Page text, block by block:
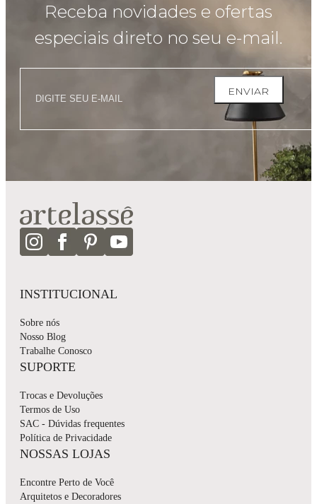
Receba novidades e ofertas
especiais direto no seu e-mail.
ENVIAR
INSTITUCIONAL
Sobre nós
Nosso Blog
Trabalhe Conosco
SUPORTE
Trocas e Devoluções
Termos de Uso
SAC - Dúvidas frequentes
Política de Privacidade
NOSSAS LOJAS
Encontre Perto de Você
Arquitetos e Decoradores